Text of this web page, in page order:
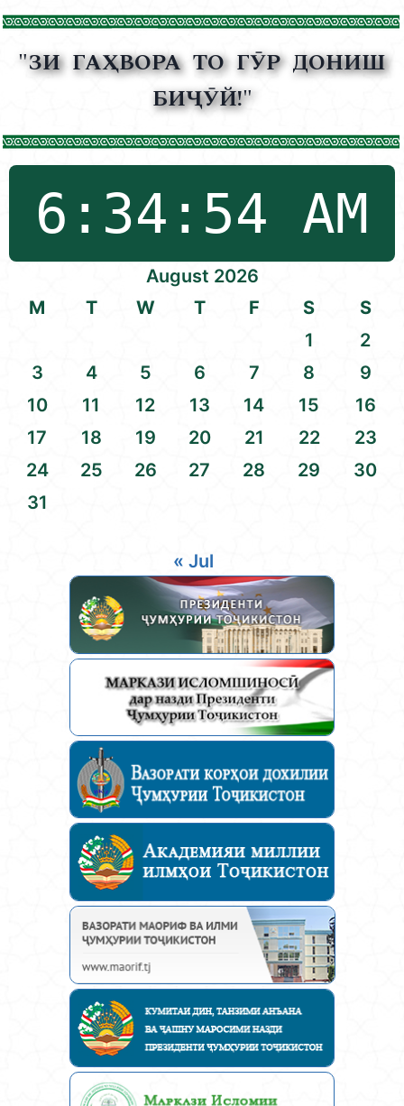
"ЗИ ГАҲВОРА ТО ГӮР ДОНИШ
БИҶӮЙ!"
August 2026
M
T W T F S
S
1
2
3
4 5 6 7 8
9
10
11 12 13 14 15
16
17
18 19 20 21 22
23
24
25 26 27 28 29
30
31
« Jul